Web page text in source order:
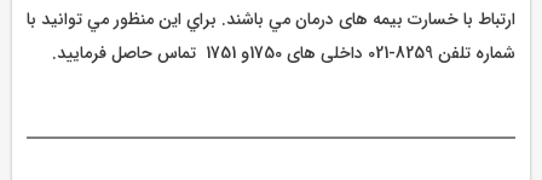
ارتباط با خسارت بيمه های درمان مي باشند. براي اين منظور مي توانيد با
شماره تلفن 8259-021 داخلی های 1750و 1751 تماس حاصل فرماييد.